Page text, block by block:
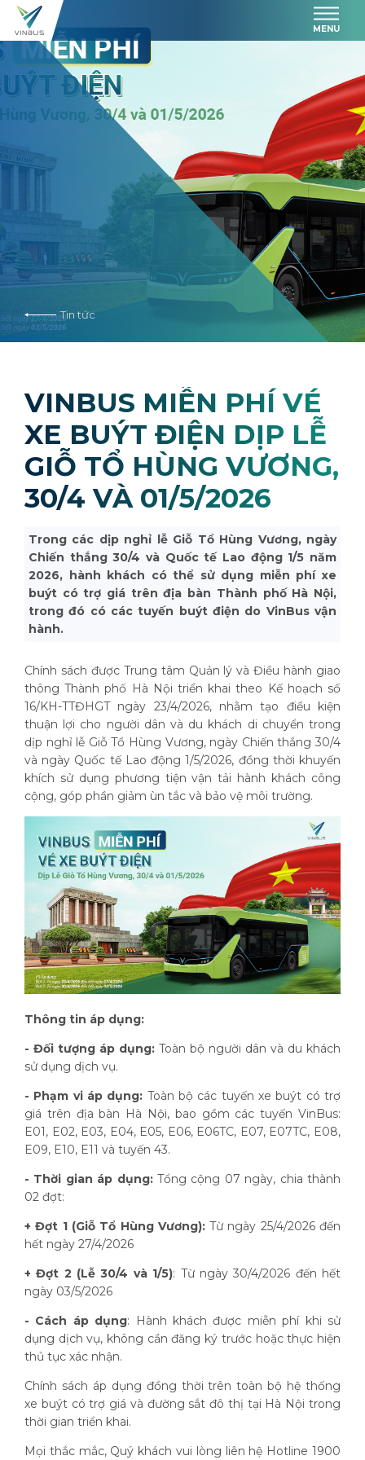
MENU
Tin tức
VINBUS MIỄN PHÍ VÉ
XE BUÝT ĐIỆN DỊP LỄ
GIỖ TỔ HÙNG VƯƠNG,
30/4 VÀ 01/5/2026
Trong các dịp nghỉ lễ Giỗ Tổ Hùng Vương, ngày
Chiến thắng 30/4 và Quốc tế Lao động 1/5 năm
2026, hành khách có thể sử dụng miễn phí xe
buýt có trợ giá trên địa bàn Thành phố Hà Nội,
trong đó có các tuyến buýt điện do VinBus vận
hành.
Chính sách được Trung tâm Quản lý và Điều hành giao
thông Thành phố Hà Nội triển khai theo Kế hoạch số
16/KH-TTĐHGT ngày 23/4/2026, nhằm tạo điều kiện
thuận lợi cho người dân và du khách di chuyển trong
dịp nghỉ lễ Giỗ Tổ Hùng Vương, ngày Chiến thắng 30/4
và ngày Quốc tế Lao động 1/5/2026, đồng thời khuyến
khích sử dụng phương tiện vận tải hành khách công
cộng, góp phần giảm ùn tắc và bảo vệ môi trường.
Thông tin áp dụng:
- Đối tượng áp dụng: Toàn bộ người dân và du khách
sử dụng dịch vụ.
- Phạm vi áp dụng: Toàn bộ các tuyến xe buýt có trợ
giá trên địa bàn Hà Nội, bao gồm các tuyến VinBus:
E01, E02, E03, E04, E05, E06, E06TC, E07, E07TC, E08,
E09, E10, E11 và tuyến 43.
- Thời gian áp dụng:Tổng cộng 07 ngày, chia thành
02 đợt:
+ Đợt 1 (Giỗ Tổ Hùng Vương):Từ ngày 25/4/2026 đến
hết ngày 27/4/2026
+ Đợt 2 (Lễ 30/4 và 1/5): Từ ngày 30/4/2026 đến hết
ngày 03/5/2026
- Cách áp dụng: Hành khách được miễn phí khi sử
dụng dịch vụ, không cần đăng ký trước hoặc thực hiện
thủ tục xác nhận.
Chính sách áp dụng đồng thời trên toàn bộ hệ thống
xe buýt có trợ giá và đường sắt đô thị tại Hà Nội trong
thời gian triển khai.
Mọi thắc mắc, Quý khách vui lòng liên hệ Hotline 1900